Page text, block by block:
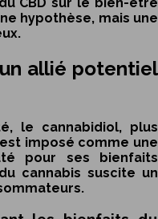
hypothèse, mais une
allié potentiel
le cannabidiol, plus
imposé comme une
pour ses bienfaits
cannabis suscite un